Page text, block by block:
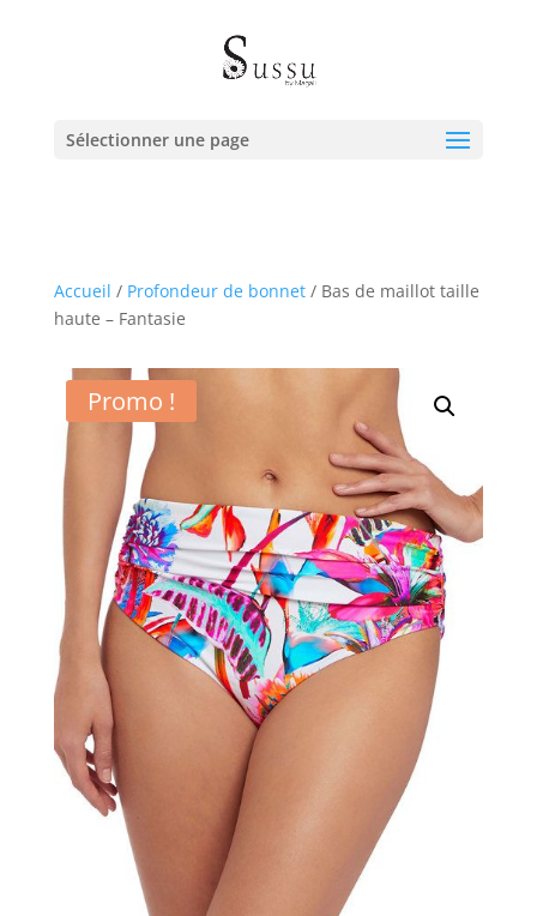
Sélectionner une page
Accueil / Profondeur de bonnet/ Bas de maillot taille
haute – Fantasie
Promo !